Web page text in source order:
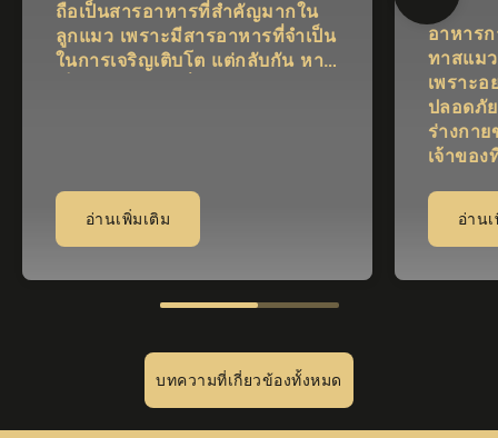
ถือเป็นสารอาหารที่สำคัญมากใน
ลูกแมว เพราะมีสารอาหารที่จำเป็น
ในการเจริญเติบโต แต่กลับกัน หาก
กับเรื่องเกี่ยวกับ แมวกินนม ที่คุณ
นั้นมีประสิทธิภาพและดีต่อแมวที่สุด
อ่านเพิ่มเติม
อาหาร
ทาสแม
เพราะ
ปลอดภั
ร่างกา
เจ้าขอ
ธรรมช
ก แม้ว่
ของเจ้า
อ่าน
บทความที่เกี่ยวข้องทั้งหมด